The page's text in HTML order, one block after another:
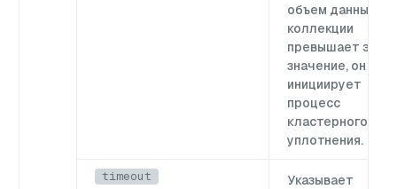
объем данных в
коллекции
превышает это
значение, он
инициирует
процесс
кластерного
уплотнения.
timeout
Указывает